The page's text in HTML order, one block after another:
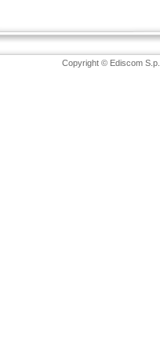
Copyright © Ediscom